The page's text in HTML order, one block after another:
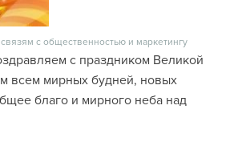
с общественностью и маркетингу
с праздником Великой
всем мирных будней, новых
благо и мирного неба над